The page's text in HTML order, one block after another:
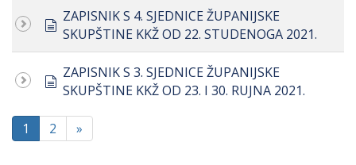
document
ZAPISNIK S 4. SJEDNICE ŽUPANIJSKE
SKUPŠTINE KKŽ OD 22. STUDENOGA 2021.
document
ZAPISNIK S 3. SJEDNICE ŽUPANIJSKE
SKUPŠTINE KKŽ OD 23. I 30. RUJNA 2021.
1 2 »